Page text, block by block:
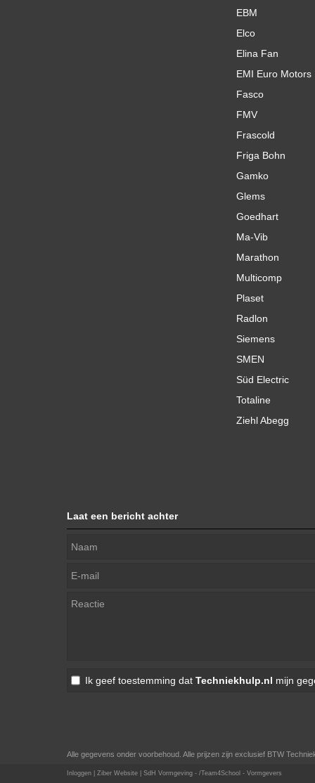
EBM
Elco
Elina Fan
EMI Euro Motors
Fasco
FMV
Frascold
Friga Bohn
Gamko
Glems
Goedhart
Ma-Vib
Marathon
Multicomp
Plaset
Radlon
Siemens
SMEN
Süd Electric
Totaline
Ziehl Abegg
Laat een bericht achter
Ik geef toestemming dat Techniekhulp.nl mijn
Alle gegevens onder voorbehoud. Alle prijzen zijn exclusief BTW
Inloggen Ziber Website | SdH Vormgeving - /Team4School - Vormgevers